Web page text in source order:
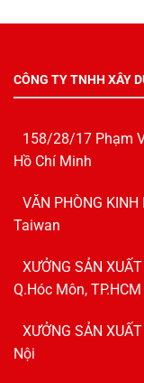
CÔNG TY TNHH XÂY
158/28/17 Phạm
Hồ Chí Minh
VĂN PHÒNG KINH
Taiwan
XƯỞNG SẢN
Q.Hóc Môn, TP.HCM
XƯỞNG SẢN
Nội